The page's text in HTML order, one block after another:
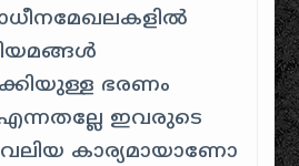
ഭരണം
ഇവരുടെ
കാര്യമായാണോ